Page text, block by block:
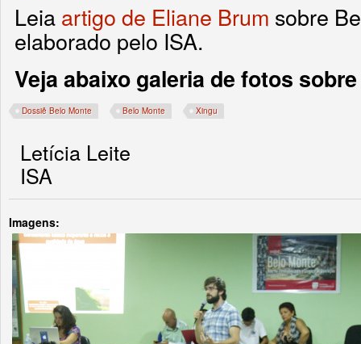
Leia artigo de Eliane Brum sobre
elaborado pelo ISA.
Veja abaixo galeria de fotos
Dossiê Belo Monte Belo Monte Xingu
Letícia Leite
ISA
Imagens: